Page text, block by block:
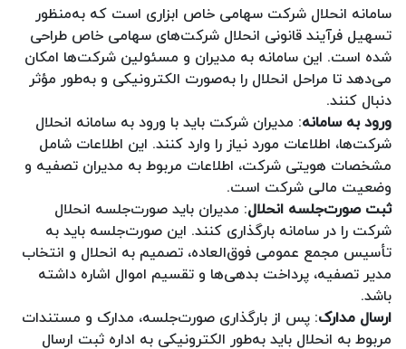
سامانه انحلال شرکت سهامی خاص ابزاری است که به‌منظور
تسهیل فرآیند قانونی انحلال شرکت‌های سهامی خاص طراحی
شده است. این سامانه به مدیران و مسئولین شرکت‌ها امکان
می‌دهد تا مراحل انحلال را به‌صورت الکترونیکی و به‌طور مؤثر
دنبال کنند.
ورود به سامانه: مدیران شرکت باید با ورود به سامانه انحلال
شرکت‌ها، اطلاعات مورد نیاز را وارد کنند. این اطلاعات شامل
مشخصات هویتی شرکت، اطلاعات مربوط به مدیران تصفیه و
وضعیت مالی شرکت است.
ثبت صورت‌جلسه انحلال: مدیران باید صورت‌جلسه انحلال
شرکت را در سامانه بارگذاری کنند. این صورت‌جلسه باید به
تأسیس مجمع عمومی فوق‌العاده، تصمیم به انحلال و انتخاب
مدیر تصفیه، پرداخت بدهی‌ها و تقسیم اموال اشاره داشته
باشد.
ارسال مدارک: پس از بارگذاری صورت‌جلسه، مدارک و مستندات
مربوط به انحلال باید به‌طور الکترونیکی به اداره ثبت ارسال